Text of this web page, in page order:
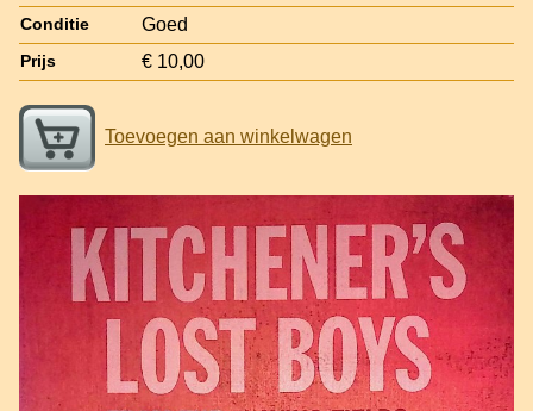
Conditie Goed
Prijs € 10,00
Toevoegen aan winkelwagen